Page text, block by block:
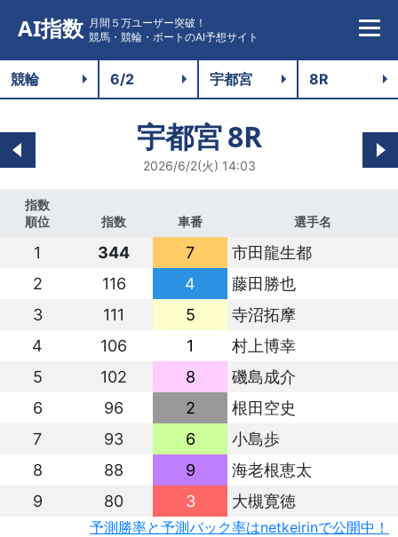
AI指数 月間５万ユーザー突破！
競馬・競輪・ボートのAI予想サイト
宇都宮8R
2026/6/2(火) 14:03
指数
順位
指数 車番 選手名
1 344 7
市田龍生都
2
116 4
藤田勝也
3
111 5
寺沼拓摩
4
106 1
村上博幸
5
102 8
磯島成介
6
96 2
根田空史
7
93 6
小島歩
8
88 9
海老根恵太
9
80 3 大槻寛徳
予測勝率と予測バック率はnetkeirinで公開中！